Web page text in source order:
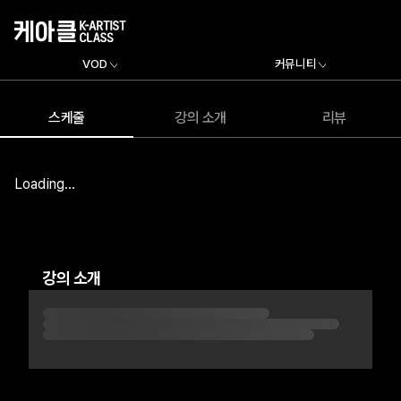
VOD 커뮤니티
스케줄 강의 소개 리뷰
Loading...
강의 소개